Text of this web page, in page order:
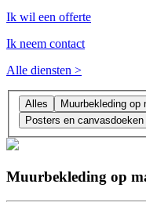
Ik wil een offerte
Ik neem contact
Alle diensten >
Alles
Muurbekleding op
Posters en
Muurbekleding op